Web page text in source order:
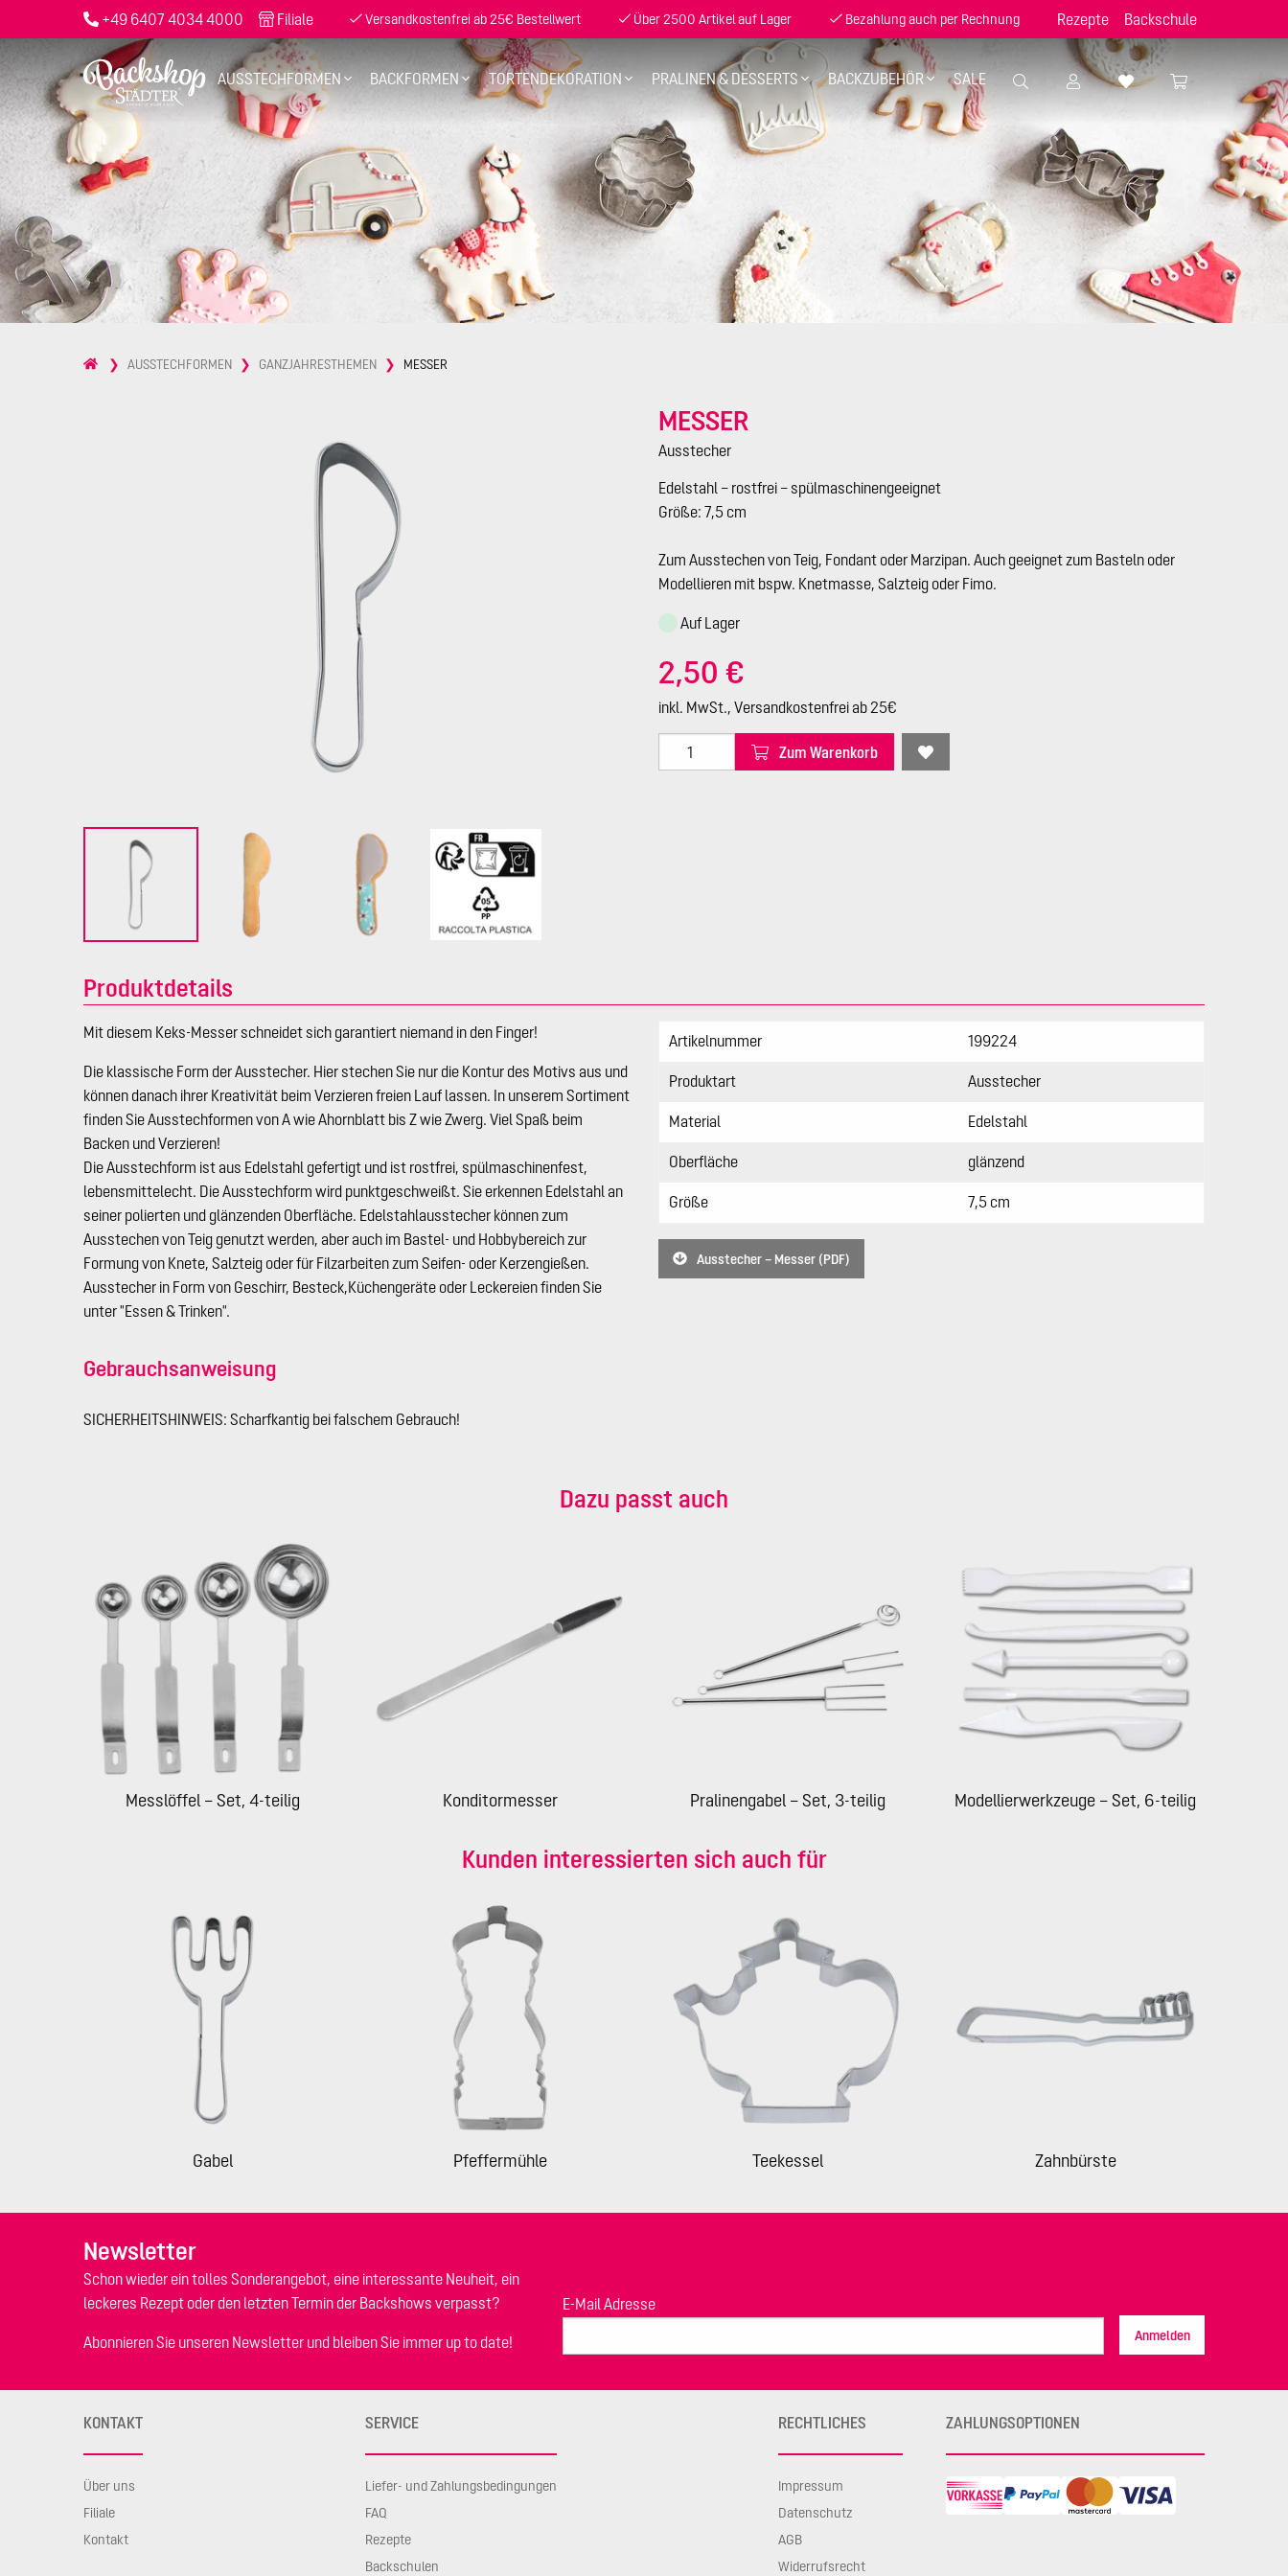
+49 6407 4034 4000 Filiale Versandkostenfrei ab 25€ Bestellwert Über 2500 Artikel auf Lager Bezahlung auch per Rechnung Rezepte Backschule
AUSSTECHFORMEN BACKFORMEN TORTENDEKORATION PRALINEN & DESSERTS BACKZUBEHÖR SALE
AUSSTECHFORMEN GANZJAHRESTHEMEN MESSER
MESSER
Ausstecher
Edelstahl – rostfrei – spülmaschinengeeignet
Größe: 7,5 cm
Zum Ausstechen von Teig, Fondant oder Marzipan. Auch geeignet zum Basteln oder
Modellieren mit bspw. Knetmasse, Salzteig oder Fimo.
Auf Lager
2,50 €
inkl. MwSt., Versandkostenfrei ab 25€
Zum Warenkorb
Produktdetails
Mit diesem Keks-Messer schneidet sich garantiert niemand in den Finger!
Die klassische Form der Ausstecher. Hier stechen Sie nur die Kontur des Motivs aus und
können danach ihrer Kreativität beim Verzieren freien Lauf lassen. In unserem Sortiment
finden Sie Ausstechformen von A wie Ahornblatt bis Z wie Zwerg. Viel Spaß beim
Backen und Verzieren!
Die Ausstechform ist aus Edelstahl gefertigt und ist rostfrei, spülmaschinenfest,
lebensmittelecht. Die Ausstechform wird punktgeschweißt. Sie erkennen Edelstahl an
seiner polierten und glänzenden Oberfläche. Edelstahlausstecher können zum
Ausstechen von Teig genutzt werden, aber auch im Bastel- und Hobbybereich zur
Formung von Knete, Salzteig oder für Filzarbeiten zum Seifen- oder Kerzengießen.
Ausstecher in Form von Geschirr, Besteck,Küchengeräte oder Leckereien finden Sie
unter "Essen & Trinken".
Gebrauchsanweisung
SICHERHEITSHINWEIS: Scharfkantig bei falschem Gebrauch!
Artikelnummer 199224
Produktart Ausstecher
Material Edelstahl
Oberfläche glänzend
Größe 7,5 cm
Ausstecher – Messer (PDF)
Dazu passt auch
Messlöffel – Set, 4-teilig Konditormesser Pralinengabel – Set, 3-teilig Modellierwerkzeuge – Set, 6-teilig
Kunden interessierten sich auch für
Gabel Pfeffermühle Teekessel Zahnbürste
Newsletter
Schon wieder ein tolles Sonderangebot, eine interessante Neuheit, ein
leckeres Rezept oder den letzten Termin der Backshows verpasst?
Abonnieren Sie unseren Newsletter und bleiben Sie immer up to date!
E-Mail Adresse
Anmelden
KONTAKT
Über uns
Filiale
Kontakt
SERVICE
Liefer- und Zahlungsbedingungen
FAQ
Rezepte
Backschulen
RECHTLICHES
Impressum
Datenschutz
AGB
Widerrufsrecht
ZAHLUNGSOPTIONEN